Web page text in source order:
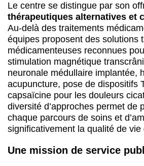
Le centre se distingue par son
thérapeutiques alternatives et
Au-delà des traitements
équipes proposent des solutions
médicamenteuses reconnues
stimulation magnétique
neuronale médullaire implantée,
acupuncture, pose de dispositifs
capsaïcine pour les douleurs
diversité d’approches permet de
chaque parcours de soins et
significativement la qualité de vie
Une mission de service